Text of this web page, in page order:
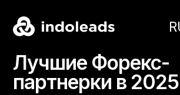
Лучшие Форекс-
партнерки в 2025